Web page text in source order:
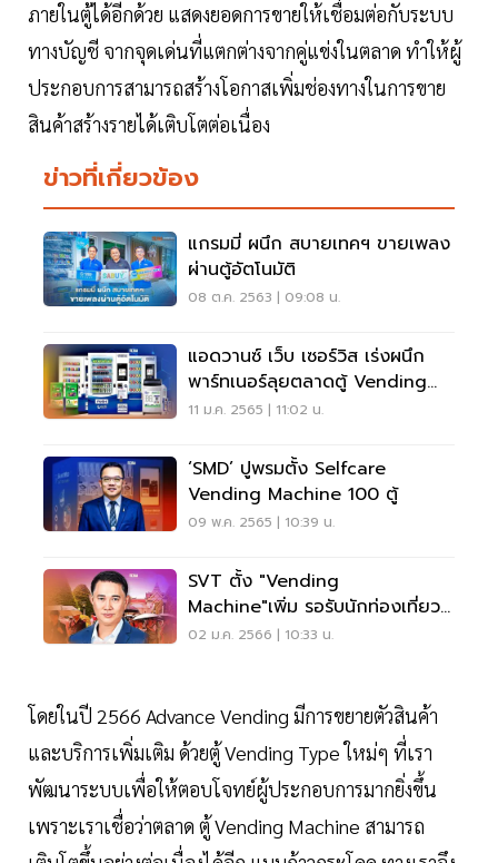
ภายในตู้ได้อีกด้วย แสดงยอดการขายให้เชื่อมต่อกับระบบ
ทางบัญชี จากจุดเด่นที่แตกต่างจากคู่แข่งในตลาด ทำให้ผู้
ประกอบการสามารถสร้างโอกาสเพิ่มช่องทางในการขาย
สินค้าสร้างรายได้เติบโตต่อเนื่อง
ข่าวที่เกี่ยวข้อง
แกรมมี่ ผนึก สบายเทคฯ ขายเพลง
ผ่านตู้อัตโนมัติ
08 ต.ค. 2563 | 09:08 น.
แอดวานซ์ เว็บ เซอร์วิส เร่งผนึก
พาร์ทเนอร์ลุยตลาดตู้ Vending
อัตโนมัติ
11 ม.ค. 2565 | 11:02 น.
‘SMD’ ปูพรมตั้ง Selfcare
Vending Machine 100 ตู้
09 พ.ค. 2565 | 10:39 น.
SVT ตั้ง "Vending
Machine"เพิ่ม รอรับนักท่องเที่ยว
จีน
02 ม.ค. 2566 | 10:33 น.
โดยในปี 2566 Advance Vending มีการขยายตัวสินค้า
และบริการเพิ่มเติม ด้วยตู้ Vending Type ใหม่ๆ ที่เรา
พัฒนาระบบเพื่อให้ตอบโจทย์ผู้ประกอบการมากยิ่งขึ้น
เพราะเราเชื่อว่าตลาด ตู้ Vending Machine สามารถ